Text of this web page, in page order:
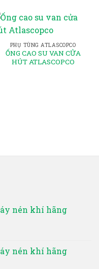
PHỤ TÙNG ATLASCOPCO
ỐNG CAO SU VAN CỬA
HÚT ATLASCOPCO
nén khí hãng
nén khí hãng